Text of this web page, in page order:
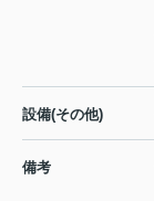
設備(その他)
備考